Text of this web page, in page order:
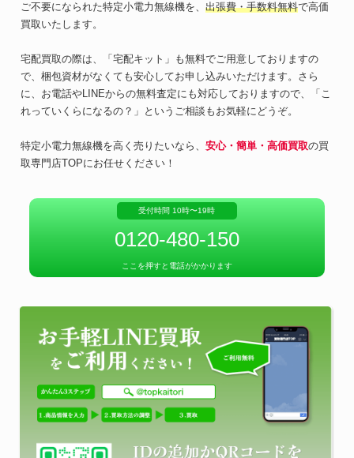
ご不要になられた特定小電力無線機を、 出張費・手数料無料で高価
買取いたします。
宅配買取の際は、「宅配キット」も無料でご用意しておりますの
で、梱包資材がなくても安心してお申し込みいただけます。さら
に、お電話やLINEからの無料査定にも対応しておりますので、「こ
れっていくらになるの？」というご相談もお気軽にどうぞ。
特定小電力無線機を高く売りたいなら、 安心・簡単・高価買取の買
取専門店TOPにお任せください！
受付時間 10時〜19時
0120-480-150
ここを押すと電話がかかります